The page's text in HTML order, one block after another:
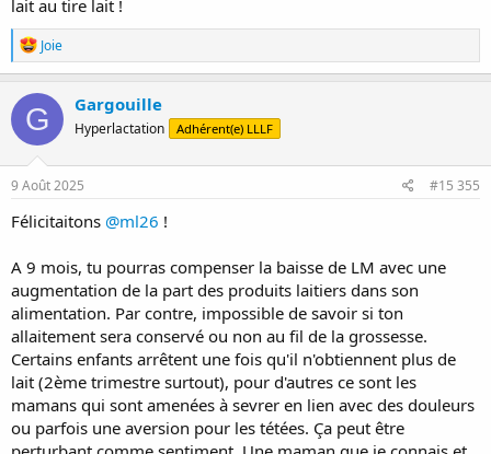
lait au tire lait !
R
é
a
c
t
i
o
n
s
Joie
G Gargouille
Hyperlactation Adhérent(e) LLLF
9 Août 2025 #15 355
Félicitaitons @ml26 !
A 9 mois, tu pourras compenser la baisse de LM avec une
augmentation de la part des produits laitiers dans son
alimentation. Par contre, impossible de savoir si ton
allaitement sera conservé ou non au fil de la grossesse.
Certains enfants arrêtent une fois qu'il n'obtiennent plus de
lait (2ème trimestre surtout), pour d'autres ce sont les
mamans qui sont amenées à sevrer en lien avec des douleurs
ou parfois une aversion pour les tétées. Ça peut être